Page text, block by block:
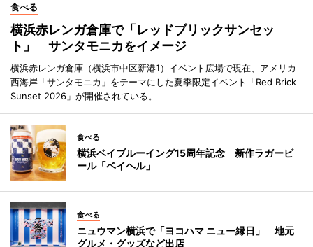
食べる
横浜赤レンガ倉庫で「レッドブリックサンセッ
ト」 サンタモニカをイメージ
横浜赤レンガ倉庫（横浜市中区新港1）イベント広場で現在、アメリカ
西海岸「サンタモニカ」をテーマにした夏季限定イベント「Red Brick
Sunset 2026」が開催されている。
食べる
横浜ベイブルーイング15周年記念 新作ラガービ
ール「ベイヘル」
食べる
ニュウマン横浜で「ヨコハマ ニュー縁日」 地元
グルメ・グッズなど出店